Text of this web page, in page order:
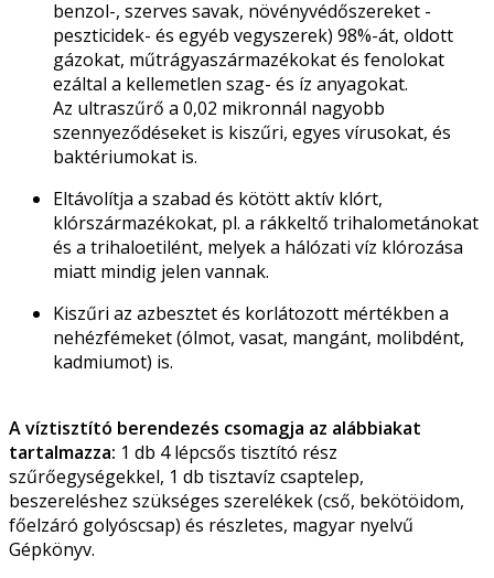
benzol-, szerves savak, növényvédőszereket -
peszticidek- és egyéb vegyszerek) 98%-át, oldott
gázokat, műtrágyaszármazékokat és fenolokat
ezáltal a kellemetlen szag- és íz anyagokat.
Az ultraszűrő a 0,02 mikronnál nagyobb
szennyeződéseket is kiszűri, egyes vírusokat, és
baktériumokat is.
Eltávolítja a szabad és kötött aktív klórt,
klórszármazékokat, pl. a rákkeltő trihalometánokat
és a trihaloetilént, melyek a hálózati víz klórozása
miatt mindig jelen vannak.
Kiszűri az azbesztet és korlátozott mértékben a
nehézfémeket (ólmot, vasat, mangánt, molibdént,
kadmiumot) is.
A víztisztító berendezés csomagja az alábbiakat
tartalmazza: 1 db 4 lépcsős tisztító rész
szűrőegységekkel, 1 db tisztavíz csaptelep,
beszereléshez szükséges szerelékek (cső, bekötöidom,
főelzáró golyóscsap) és részletes, magyar nyelvű
Gépkönyv.